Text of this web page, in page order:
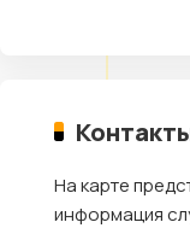
На карте
информация